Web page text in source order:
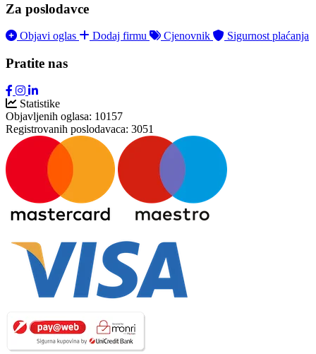
Za poslodavce
Objavi oglas Dodaj firmu Cjenovnik Sigurnost plaćanja
Pratite nas
Statistike
Objavljenih oglasa: 10157
Registrovanih poslodavaca: 3051